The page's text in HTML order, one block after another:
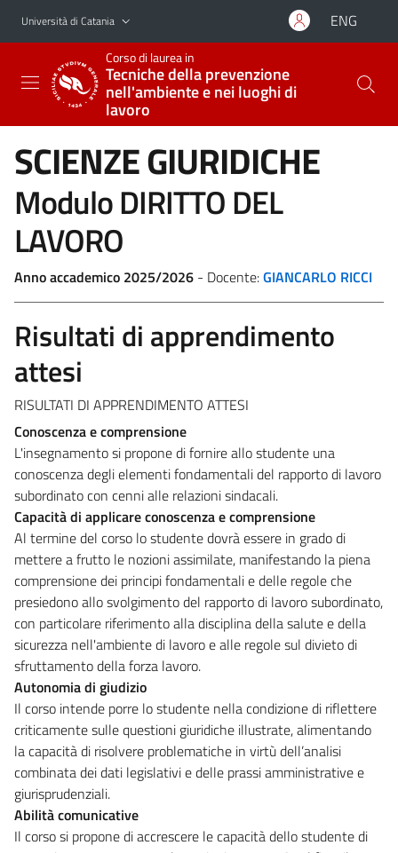
Vai al contenuto principale
Vai al menu di navigazione
Università di Catania ENG
Corso di laurea in
Tecniche della prevenzione
nell'ambiente e nei luoghi di
lavoro
SCIENZE GIURIDICHE
Modulo DIRITTO DEL
LAVORO
Anno accademico 2025/2026 - Docente:GIANCARLO RICCI
Risultati di apprendimento
attesi
RISULTATI DI APPRENDIMENTO ATTESI
Conoscenza e comprensione
L'insegnamento si propone di fornire allo studente una
conoscenza degli elementi fondamentali del rapporto di lavoro
subordinato con cenni alle relazioni sindacali.
Capacità di applicare conoscenza e comprensione
Al termine del corso lo studente dovrà essere in grado di
mettere a frutto le nozioni assimilate, manifestando la piena
comprensione dei principi fondamentali e delle regole che
presiedono allo svolgimento del rapporto di lavoro subordinato,
con particolare riferimento alla disciplina della salute e della
sicurezza nell'ambiente di lavoro e alle regole sul divieto di
sfruttamento della forza lavoro.
Autonomia di giudizio
Il corso intende porre lo studente nella condizione di riflettere
criticamente sulle questioni giuridiche illustrate, alimentando
la capacità di risolvere problematiche in virtù dell’analisi
combinata dei dati legislativi e delle prassi amministrative e
giurisprudenziali.
Abilità comunicative
Il corso si propone di accrescere le capacità dello studente di